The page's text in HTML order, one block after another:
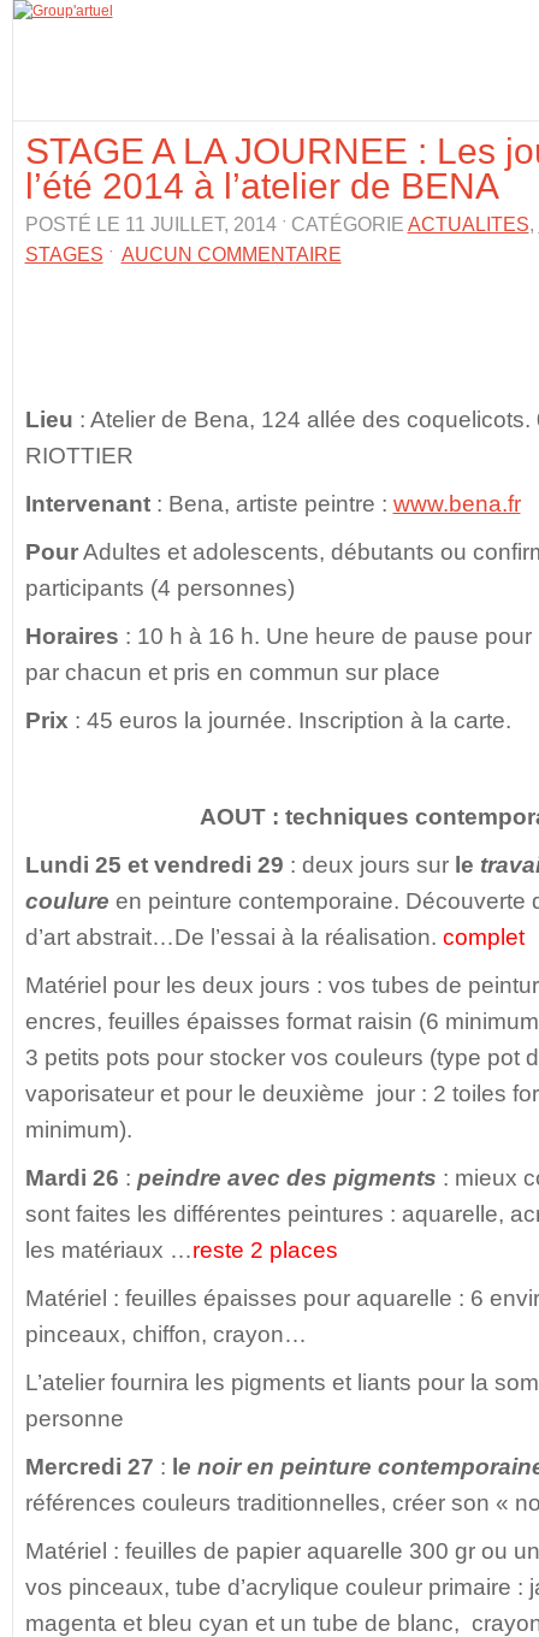
STAGE A LA JOURNEE : Les
l’été 2014 à l’atelier de BENA
POSTÉ LE 11 JUILLET, 2014 ˑ CATÉGORIE ACTUALITES,
STAGES ˑ AUCUN COMMENTAIRE
Lieu : Atelier de Bena, 124 allée des
RIOTTIER
Intervenant : Bena, artiste peintre : www.bena.fr
PourAdultes et adolescents, débutants ou
participants (4 personnes)
Horaires : 10 h à 16 h. Une heure de pause
par chacun et pris en commun sur place
Prix : 45 euros la journée. Inscription à la carte.
AOUT : techniques
Lundi 25 et vendredi 29 : deux jours sur le
coulure en peinture contemporaine. Découverte
d’art abstrait…De l’essai à la réalisation. complet
Matériel pour les deux jours : vos tubes de
encres, feuilles épaisses format raisin (6
3 petits pots pour stocker vos couleurs (type pot
vaporisateur et pour le deuxième jour : 2 toiles
minimum).
Mardi 26 : peindre avec des pigments : mieux
sont faites les différentes peintures : aquarelle,
les matériaux …reste 2 places
Matériel : feuilles épaisses pour aquarelle : 6
pinceaux, chiffon, crayon…
L’atelier fournira les pigments et liants pour la
personne
Mercredi 27 : e noir en peinture
références couleurs traditionnelles, créer son «
Matériel : feuilles de papier aquarelle 300 gr ou
vos pinceaux, tube d’acrylique couleur primaire :
magenta et bleu cyan et un tube de blanc,